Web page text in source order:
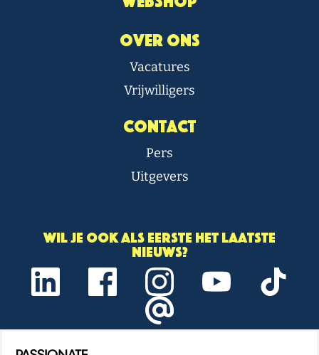
Over Ons
Vacatures
Vrijwilligers
Contact
Pers
Uitgevers
Wil je ook als eerste het laatste
nieuws?